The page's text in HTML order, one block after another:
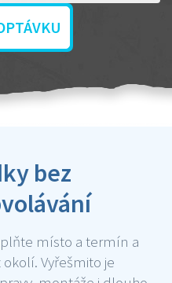
bez
místo a termín a
Vyřešmito je